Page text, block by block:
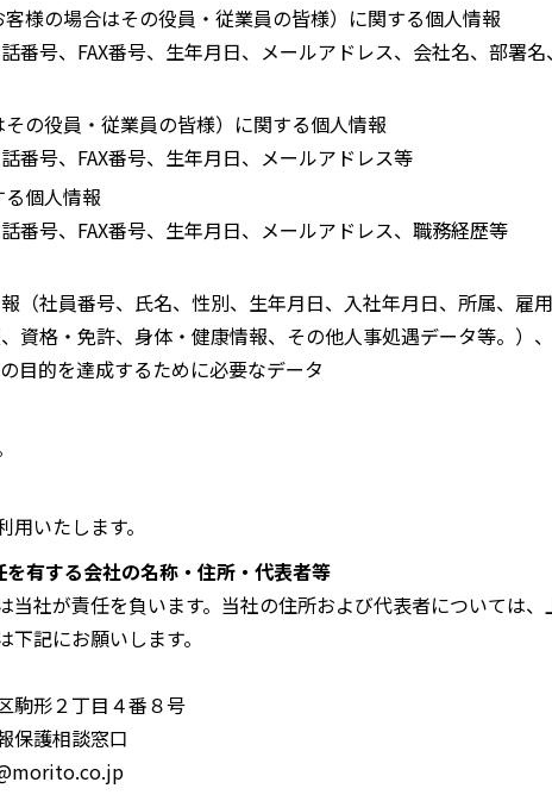
様の場合はその役員・従業員の皆様）に関する個人情報
番号、FAX番号、生年月日、メールアドレス、会社名、部署
の役員・従業員の皆様）に関する個人情報
番号、FAX番号、生年月日、メールアドレス等
個人情報
番号、FAX番号、生年月日、メールアドレス、職務経歴等
（社員番号、氏名、性別、生年月日、入社年月日、所属、雇
資格・免許、身体・健康情報、その他人事処遇データ等。）
目的を達成するために必要なデータ
いたします。
有する会社の名称・住所・代表者等
社が責任を負います。当社の住所および代表者については、
記にお願いします。
駒形２丁目４番８号
保護相談窓口